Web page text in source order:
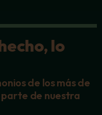
lo
de los más de
parte de nuestra